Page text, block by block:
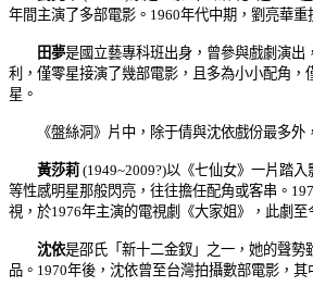
年間主演了多部電影。1960年代中期，劉亮華
田夢是國立藝專科班出身，曾參與戲劇演
利，僅零星接演了幾部電影，且多為小小配角
星。
《盤絲洞》片中，除于倩與沈依戲份最多外，
黃莎莉(1949~2009?)以《七仙女》一片踏
等性感明星那般閃亮，往往擔任配角或客串。
視，於1976年主演的電視劇《大家姐》，此劇至
沈依是邵氏「新十二金釵」之一，她的聲
品。1970年後，沈依曾至台灣拍攝數部電影，